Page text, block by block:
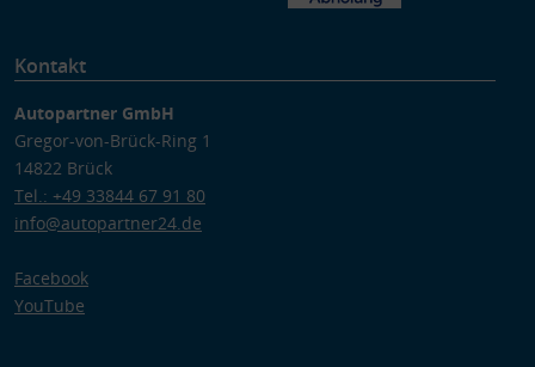
Kontakt
Autopartner GmbH
Gregor-von-Brück-Ring 1
14822 Brück
Tel.: +49 33844 67 91 80
info@autopartner24.de
Facebook
YouTube